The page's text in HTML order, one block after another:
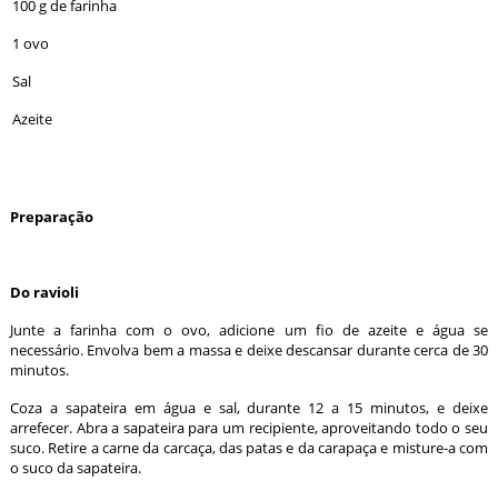
100 g de farinha
1 ovo
Sal
Azeite
Preparação
Do ravioli
Junte a farinha com o ovo, adicione um fio de azeite e água se
necessário. Envolva bem a massa e deixe descansar durante cerca de 30
minutos.
Coza a sapateira em água e sal, durante 12 a 15 minutos, e deixe
arrefecer. Abra a sapateira para um recipiente, aproveitando todo o seu
suco. Retire a carne da carcaça, das patas e da carapaça e misture-a com
o suco da sapateira.